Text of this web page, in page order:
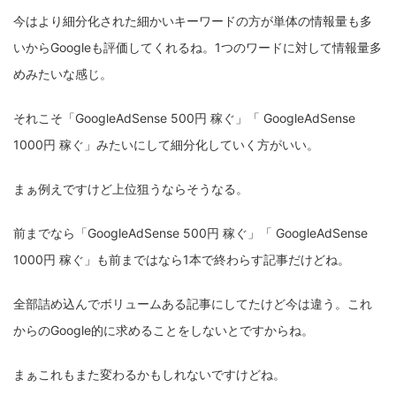
今はより細分化された細かいキーワードの方が単体の情報量も多
いからGoogleも評価してくれるね。1つのワードに対して情報量多
めみたいな感じ。
それこそ「GoogleAdSense 500円 稼ぐ」「 GoogleAdSense
1000円 稼ぐ」みたいにして細分化していく方がいい。
まぁ例えですけど上位狙うならそうなる。
前までなら「GoogleAdSense 500円 稼ぐ」「 GoogleAdSense
1000円 稼ぐ」も前まではなら1本で終わらす記事だけどね。
全部詰め込んでボリュームある記事にしてたけど今は違う。これ
からのGoogle的に求めることをしないとですからね。
まぁこれもまた変わるかもしれないですけどね。